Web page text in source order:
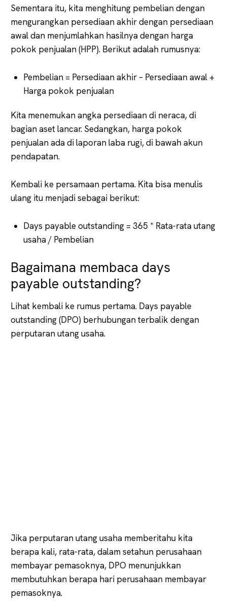
Sementara itu, kita menghitung pembelian dengan
mengurangkan persediaan akhir dengan persediaan
awal dan menjumlahkan hasilnya dengan harga
pokok penjualan (HPP). Berikut adalah rumusnya:
Pembelian = Persediaan akhir – Persediaan awal +
Harga pokok penjualan
Kita menemukan angka persediaan di neraca, di
bagian aset lancar. Sedangkan, harga pokok
penjualan ada di laporan laba rugi, di bawah akun
pendapatan.
Kembali ke persamaan pertama. Kita bisa menulis
ulang itu menjadi sebagai berikut:
Days payable outstanding = 365 * Rata-rata utang
usaha / Pembelian
Bagaimana membaca days
payable outstanding?
Lihat kembali ke rumus pertama. Days payable
outstanding (DPO) berhubungan terbalik dengan
perputaran utang usaha.
Jika perputaran utang usaha memberitahu kita
berapa kali, rata-rata, dalam setahun perusahaan
membayar pemasoknya, DPO menunjukkan
membutuhkan berapa hari perusahaan membayar
pemasoknya.